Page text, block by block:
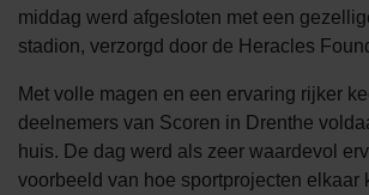
middag werd afgesloten met een
stadion, verzorgd door de Heracles
Met volle magen en een ervaring rijker
deelnemers van Scoren in Drenthe
huis. De dag werd als zeer waardevol
voorbeeld van hoe sportprojecten elkaar